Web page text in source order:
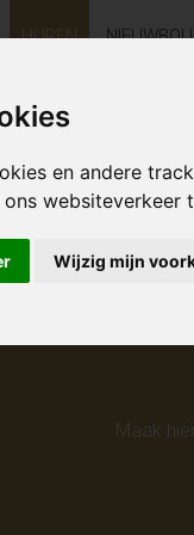
en andere
websiteverkeer
Wijzig mijn
HUREN
Helaas
Maak